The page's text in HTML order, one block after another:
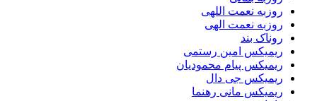
روزبه نعمت اللهی
روزبه نعمت الهی
روناک بند
ریمیکس امین رستمی
ریمیکس پیام محمودیان
ریمیکس جی دال
ریمیکس مانی رهنما